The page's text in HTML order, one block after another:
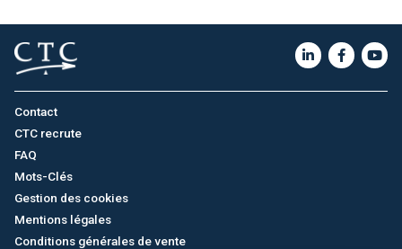
Contact
CTC recrute
FAQ
Mots-Clés
Gestion des cookies
Mentions légales
Conditions générales de vente